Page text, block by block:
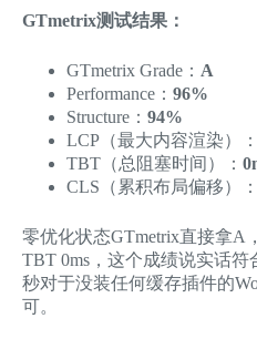
GTmetrix测试结果：
GTmetrix Grade： A
Performance： 96%
Structure： 94%
LCP（最大内容渲染）：
TBT（总阻塞时间）：
CLS（累积布局偏移）：
零优化状态GTmetrix直接拿A，
TBT 0ms，这个成绩说实话符
秒对于没装任何缓存插件的
可。